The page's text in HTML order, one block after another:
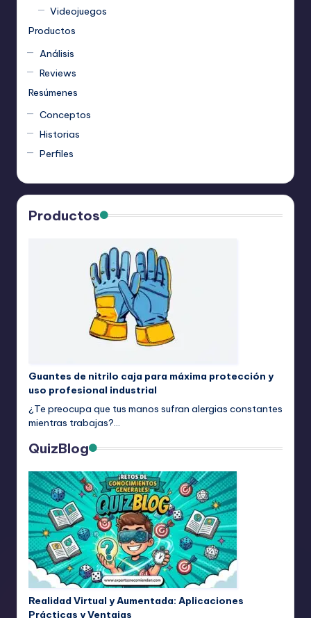
Videojuegos
Productos
Análisis
Reviews
Resúmenes
Conceptos
Historias
Perfiles
Productos
Guantes de nitrilo caja para máxima protección y
uso profesional industrial
¿Te preocupa que tus manos sufran alergias constantes
mientras trabajas?…
QuizBlog
Realidad Virtual y Aumentada: Aplicaciones
Prácticas y Ventajas